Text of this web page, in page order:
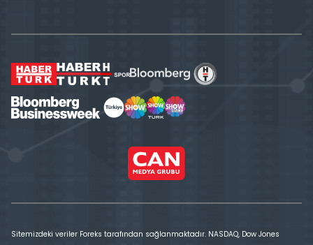
Sitemizdeki veriler Foreks tarafından sağlanmaktadır. NASDAQ, Dow Jones